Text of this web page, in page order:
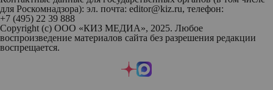
для Роскомнадзора): эл. почта: editor@kiz.ru, телефон:
+7 (495) 22 39 888
Copyright (с) ООО «КИЗ МЕДИА», 2025. Любое
воспроизведение материалов сайта без разрешения редакции
воспрещается.